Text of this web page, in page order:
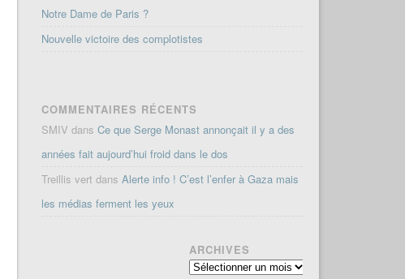
Notre Dame de Paris ?
Nouvelle victoire des complotistes
COMMENTAIRES RÉCENTS
SMIV dansCe que Serge Monast annonçait il y a des
années fait aujourd’hui froid dans le dos
Treillis vert dansAlerte info ! C’est l’enfer à Gaza mais
les médias ferment les yeux
ARCHIVES
Archives